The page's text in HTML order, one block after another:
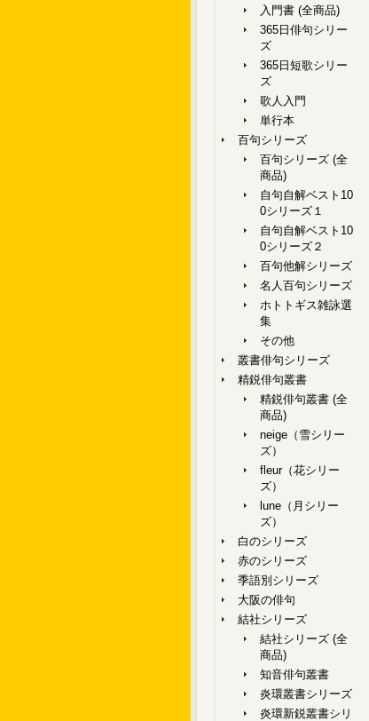
入門書 (全商品)
365日俳句シリー
ズ
365日短歌シリー
ズ
歌人入門
単行本
百句シリーズ
百句シリーズ (全
商品)
自句自解ベスト10
0シリーズ１
自句自解ベスト10
0シリーズ２
百句他解シリーズ
名人百句シリーズ
ホトトギス雑詠選
集
その他
叢書俳句シリーズ
精鋭俳句叢書
精鋭俳句叢書 (全
商品)
neige（雪シリー
ズ）
fleur（花シリー
ズ）
lune（月シリー
ズ）
白のシリーズ
赤のシリーズ
季語別シリーズ
大阪の俳句
結社シリーズ
結社シリーズ (全
商品)
知音俳句叢書
炎環叢書シリーズ
炎環新鋭叢書シリ